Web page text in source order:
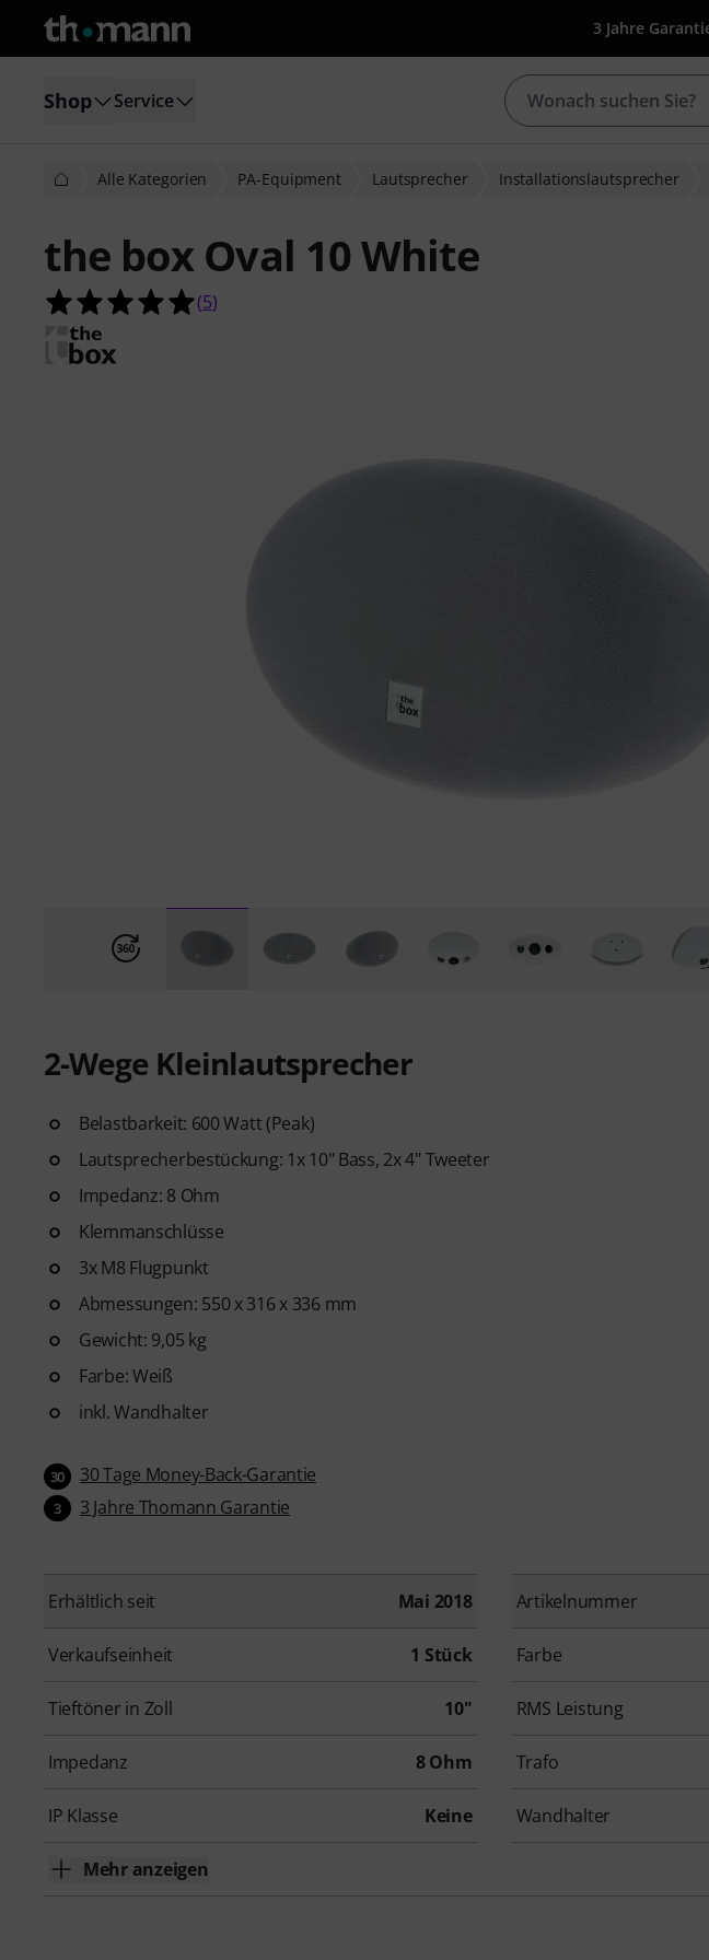
3 Jahre
Shop Service
Alle Kategorien PA-Equipment Lautsprecher Installationslautsprecher
the box Oval 10 White
5.0 von 5 Sternen aus 5 Kundenbewertungen
(5)
2-Wege Kleinlautsprecher
Belastbarkeit: 600 Watt (Peak)
Lautsprecherbestückung: 1x 10" Bass, 2x 4" Tweeter
Impedanz: 8 Ohm
Klemmanschlüsse
3x M8 Flugpunkt
Abmessungen: 550 x 316 x 336 mm
Gewicht: 9,05 kg
Farbe: Weiß
inkl. Wandhalter
30 30 Tage Money-Back-Garantie
3 3 Jahre Thomann Garantie
Erhältlich seit Mai 2018 Artikelnummer
Verkaufseinheit 1 Stück Farbe
Tieftöner in Zoll 10" RMS Leistung
Impedanz 8 Ohm Trafo
IP Klasse Keine Wandhalter
Mehr anzeigen